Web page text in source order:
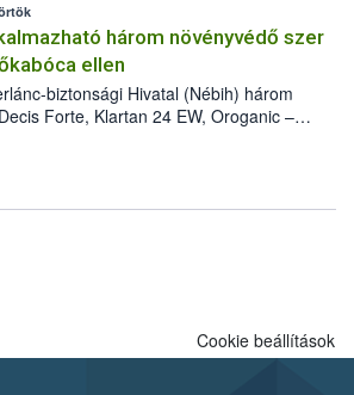
emellett az intézkedéseket a szlovák
a terjedés megállítása érdekében.
három növényvédő szer
ellen
biztonsági Hivatal (Nébih) három
Forte, Klartan 24 EW, Oroganic –
így azok a szüretet követően,
(BBCH 91) stádiumáig
lehetőség a károsító elleni további
is elérhető és ökológiai termesztésben is
Cookie beállítások